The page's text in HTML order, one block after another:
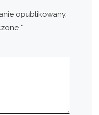
opublikowany.
*